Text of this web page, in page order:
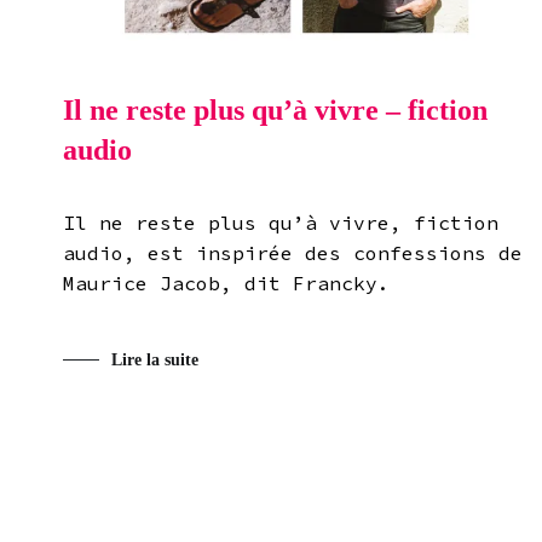
Il ne reste plus qu’à vivre – fiction
audio
Il ne reste plus qu’à vivre, fiction
audio, est inspirée des confessions de
Maurice Jacob, dit Francky.
Lire la suite